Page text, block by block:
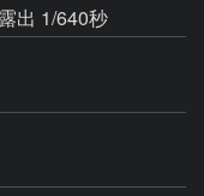
露出 1/640秒